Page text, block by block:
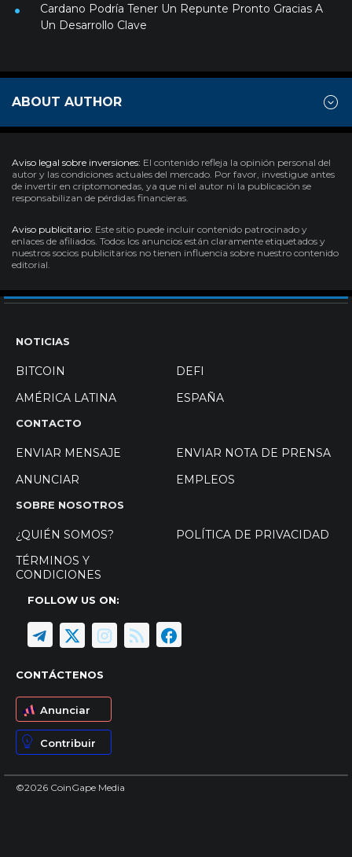
Cardano Podría Tener Un Repunte Pronto Gracias A
Un Desarrollo Clave
ABOUT AUTHOR
Aviso legal sobre inversiones: El contenido refleja la opinión personal del
autor y las condiciones actuales del mercado. Por favor, investigue antes
de invertir en criptomonedas, ya que ni el autor ni la publicación se
responsabilizan de pérdidas financieras.
Aviso publicitario: Este sitio puede incluir contenido patrocinado y
enlaces de afiliados. Todos los anuncios están claramente etiquetados y
nuestros socios publicitarios no tienen influencia sobre nuestro contenido
editorial.
NOTICIAS
BITCOIN
DEFI
AMÉRICA LATINA
ESPAÑA
CONTACTO
ENVIAR MENSAJE
ENVIAR NOTA DE PRENSA
ANUNCIAR
EMPLEOS
SOBRE NOSOTROS
¿QUIÉN SOMOS?
POLÍTICA DE PRIVACIDAD
TÉRMINOS Y
CONDICIONES
FOLLOW US ON:
CONTÁCTENOS
Anunciar
Contribuir
©2026 CoinGape Media